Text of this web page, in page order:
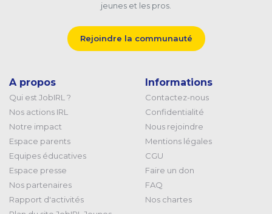
jeunes et les pros.
Rejoindre la communauté
A propos
Qui est JobIRL ?
Nos actions IRL
Notre impact
Espace parents
Equipes éducatives
Espace presse
Nos partenaires
Rapport d'activités
Informations
Contactez-nous
Confidentialité
Nous rejoindre
Mentions légales
CGU
Faire un don
FAQ
Nos chartes